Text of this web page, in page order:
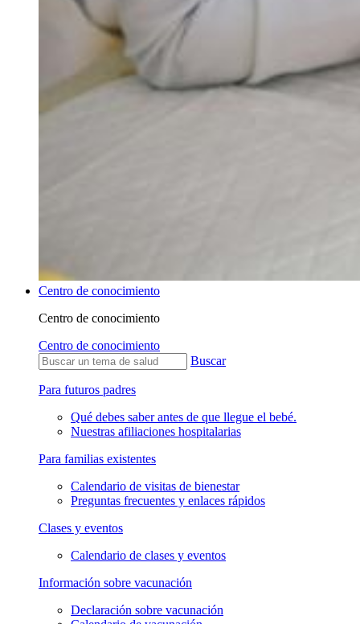
Centro de conocimiento
Centro de conocimiento
Centro de conocimiento
Buscar
Para futuros padres
Qué debes saber antes de que llegue el bebé.
Nuestras afiliaciones hospitalarias
Para familias existentes
Calendario de visitas de bienestar
Preguntas frecuentes y enlaces rápidos
Clases y eventos
Calendario de clases y eventos
Información sobre vacunación
Declaración sobre vacunación